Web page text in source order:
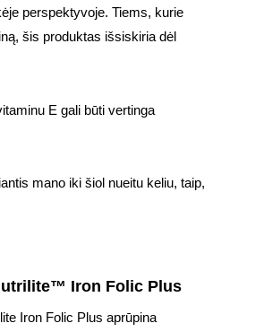
perspektyvoje. Tiems, kurie
šis produktas išsiskiria dėl
E gali būti vertinga
mano iki šiol nueitu keliu, taip,
Iron Folic Plus
Iron Folic Plus aprūpina